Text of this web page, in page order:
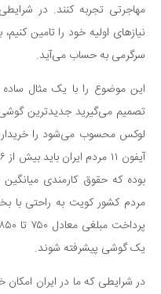
علمی
فناوری‌ها
زمین و محیط زیست
خودرو
سرگرمی
دانستنی‌ها
بازی
طنز
فال
مسابقه
مهاجرتی تجربه کنند. در
نیازهای اولیه خود را تامین
سرگرمی به حساب می‌آید.
این موضوع را با یک مثال
تصمیم می‌گیرید جدید‌ترین
لوکس محسوب می‌شود را
مردم کشور کویت به راحتی با
یک گوشی پیشرفته شوند.